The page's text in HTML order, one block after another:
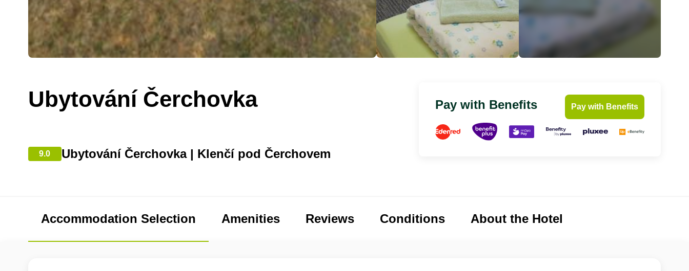
Ubytování Čerchovka
9.0 Ubytování Čerchovka | Klenčí pod Čerchovem
Pay with Benefits Pay with Benefits
Accommodation Selection Amenities Reviews Conditions About the Hotel